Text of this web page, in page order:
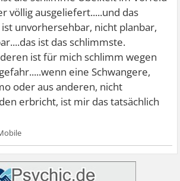
völlig ausgeliefert.....und das
unvorhersehbar, nicht planbar,
ist das schlimmste.
ist für mich schlimm wegen
eine Schwangere,
oder aus anderen, nicht
erbricht, ist mir das tatsächlich